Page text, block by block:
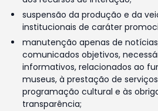
suspensão da produção e da
institucionais de caráter
manutenção apenas de
comunicados objetivos,
informativos, relacionados ao
museus, à prestação de
programação cultural e às
transparência;